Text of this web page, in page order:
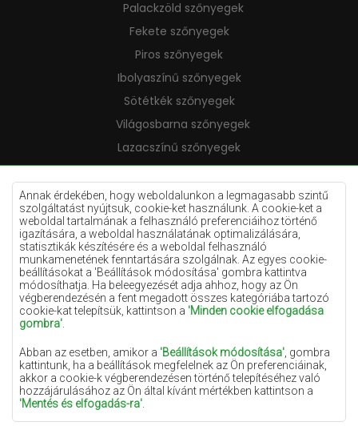
Annak érdekében, hogy weboldalunkon a legmagasabb szintű
szolgáltatást nyújtsuk, cookie-ket használunk. A cookie-ket a
weboldal tartalmának a felhasználó preferenciáihoz történő
igazítására, a weboldal használatának optimalizálására,
statisztikák készítésére és a weboldal felhasználó
munkamenetének fenntartására szolgálnak. Az egyes cookie-
beállításokat a 'Beállítások módosítása' gombra kattintva
módosíthatja. Ha beleegyezését adja ahhoz, hogy az Ön
végberendezésén a fent megadott összes kategóriába tartozó
cookie-kat telepítsük, kattintson a 'Minden cookie elfogadása
gombra'
Abban az esetben, amikor a 'Beállítások módosítása' , gombra
kattintunk, ha a beállítások megfelelnek az Ön preferenciáinak,
akkor a cookie-k végberendezésen történő telepítéséhez való
hozzájárulásához az Ön által kívánt mértékben kattintson a
'Mentés és elfogadás-ra'
Palackzöld szőnyegek
Fekete szőnyegek
Piros szőnyegek
Ibolyaszínű szőnyegek
Sötétkék szőnyegek
Világosbarna szőnyegek
Lazacszínű szőnyegek
Krémszínű szőnyegek
Lila szőnyegek
Sárga szőnyegek
Mentaszínű szőnyegek
Világoskék szőnyegek
Narancssárga szőnyegek
Rózsaszín szőnyegek
Terrakotta szőnyegek
Zöld szőnyegek
Arany szőnyegek